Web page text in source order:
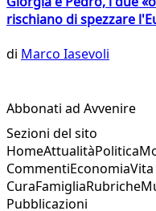
rischiano di spezzare
di Marco Iasevoli
Abbonati ad Avvenire
Sezioni del sito
HomeAttualitàPolitica
CommentiEconomia
CuraFamigliaRubriche
Pubblicazioni